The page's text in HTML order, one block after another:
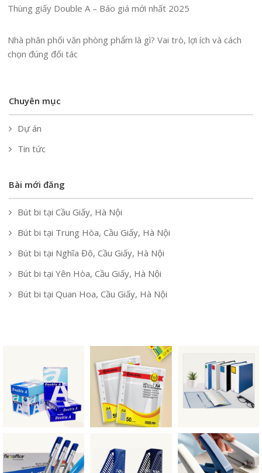
Thùng giấy Double A – Báo giá mới nhất 2025
Nhà phân phối văn phòng phẩm là gì? Vai trò, lợi ích và cách
chọn đúng đối tác
Chuyên mục
Dự án
Tin tức
Bài mới đăng
Bút bi tại Cầu Giấy, Hà Nội
Bút bi tại Trung Hòa, Cầu Giấy, Hà Nội
Bút bi tại Nghĩa Đô, Cầu Giấy, Hà Nội
Bút bi tại Yên Hòa, Cầu Giấy, Hà Nội
Bút bi tại Quan Hoa, Cầu Giấy, Hà Nội